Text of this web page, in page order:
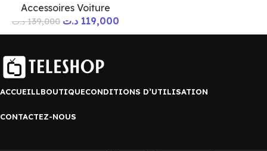
Accessoires Voiture
139,000 د.ت 119,000 د.ت
ACCUEILLBOUTIQUECONDITIONS D’UTILISATION
CONTACTEZ-NOUS